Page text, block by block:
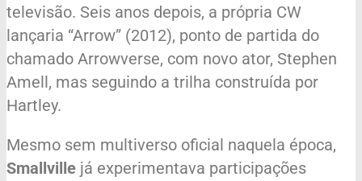
televisão. Seis anos depois, a própria CW
lançaria “Arrow” (2012), ponto de partida do
chamado Arrowverse, com novo ator, Stephen
Amell, mas seguindo a trilha construída por
Hartley.
Mesmo sem multiverso oficial naquela época,
Smallville já experimentava participações